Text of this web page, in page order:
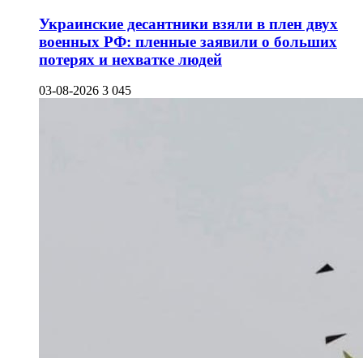
Украинские десантники взяли в плен двух
военных РФ: пленные заявили о больших
потерях и нехватке людей
03-08-2026 3 045